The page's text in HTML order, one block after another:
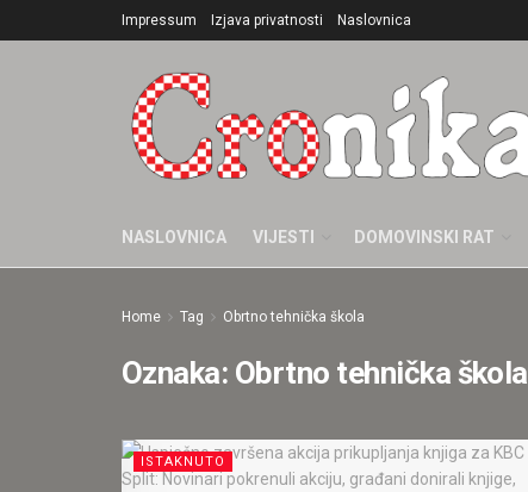
Impressum Izjava privatnosti Naslovnica
NASLOVNICA VIJESTI DOMOVINSKI RAT
Home Tag Obrtno tehnička škola
Oznaka: Obrtno tehnička škola
ISTAKNUTO